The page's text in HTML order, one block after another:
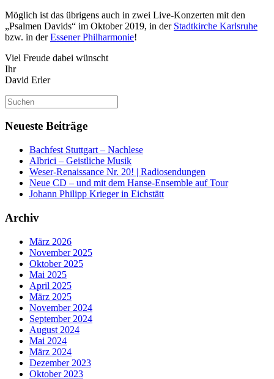
Möglich ist das übrigens auch in zwei Live-Konzerten mit den
„Psalmen Davids“ im Oktober 2019, in der Stadtkirche Karlsruhe
bzw. in derEssener Philharmonie!
Viel Freude dabei wünscht
Ihr
David Erler
Suchen
nach:
Neueste Beiträge
Bachfest Stuttgart – Nachlese
Albrici – Geistliche Musik
Weser-Renaissance Nr. 20! | Radiosendungen
Neue CD – und mit dem Hanse-Ensemble auf Tour
Johann Philipp Krieger in Eichstätt
Archiv
März 2026
November 2025
Oktober 2025
Mai 2025
April 2025
März 2025
November 2024
September 2024
August 2024
Mai 2024
März 2024
Dezember 2023
Oktober 2023